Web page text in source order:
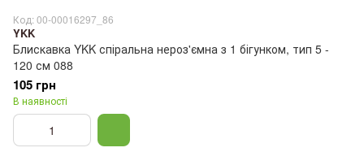
Код: 00-00016297_86
YKK
Блискавка YKK спіральна нероз'ємна з 1 бігунком, тип 5 -
120 см 088
105 грн
В наявності